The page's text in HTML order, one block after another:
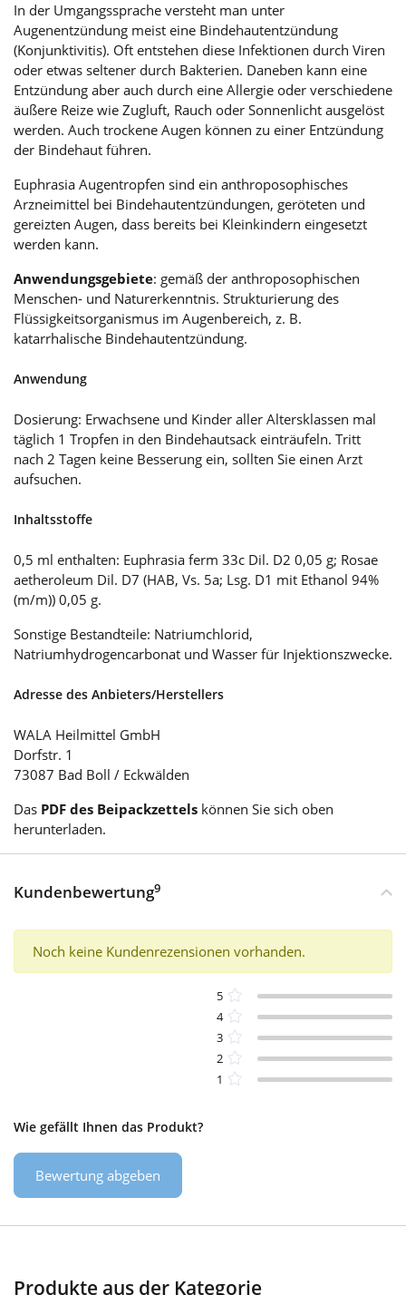
In der Umgangssprache versteht man unter
Augenentzündung meist eine Bindehautentzündung
(Konjunktivitis). Oft entstehen diese Infektionen durch Viren
oder etwas seltener durch Bakterien. Daneben kann eine
Entzündung aber auch durch eine Allergie oder verschiedene
äußere Reize wie Zugluft, Rauch oder Sonnenlicht ausgelöst
werden. Auch trockene Augen können zu einer Entzündung
der Bindehaut führen.
Euphrasia Augentropfen sind ein anthroposophisches
Arzneimittel bei Bindehautentzündungen, geröteten und
gereizten Augen, dass bereits bei Kleinkindern eingesetzt
werden kann.
Anwendungsgebiete: gemäß der anthroposophischen
Menschen- und Naturerkenntnis. Strukturierung des
Flüssigkeitsorganismus im Augenbereich, z. B.
katarrhalische Bindehautentzündung.
Anwendung
Dosierung: Erwachsene und Kinder aller Altersklassen mal
täglich 1 Tropfen in den Bindehautsack einträufeln. Tritt
nach 2 Tagen keine Besserung ein, sollten Sie einen Arzt
aufsuchen.
Inhaltsstoffe
0,5 ml enthalten: Euphrasia ferm 33c Dil. D2 0,05 g; Rosae
aetheroleum Dil. D7 (HAB, Vs. 5a; Lsg. D1 mit Ethanol 94%
(m/m)) 0,05 g.
Sonstige Bestandteile: Natriumchlorid,
Natriumhydrogencarbonat und Wasser für Injektionszwecke.
Adresse des Anbieters/Herstellers
WALA Heilmittel GmbH
Dorfstr. 1
73087 Bad Boll / Eckwälden
Das PDF des Beipackzettels können Sie sich oben
herunterladen.
Kundenbewertung9
Noch keine Kundenrezensionen vorhanden.
5
4
3
2
1
Wie gefällt Ihnen das Produkt?
Bewertung abgeben
Produkte aus der Kategorie